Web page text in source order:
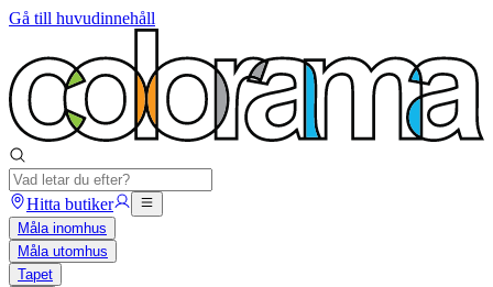
Gå till huvudinnehåll
Hitta butiker
Måla inomhus
Måla utomhus
Tapet